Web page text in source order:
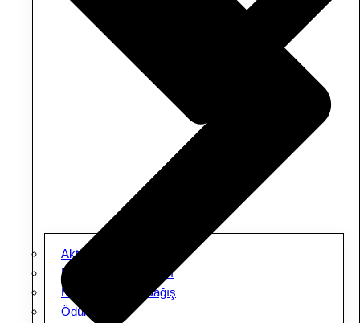
Aktiviteler
Ebeveyn Buluşmaları
Kampanyalar & Bağış
Ödüller